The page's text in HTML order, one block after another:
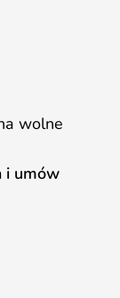
wolne
i umów